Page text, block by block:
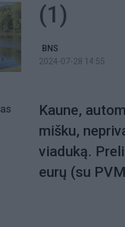
(1)
BNS
2024-07-28 14:55
Kaune,
mišku,
viaduką.
eurų (su